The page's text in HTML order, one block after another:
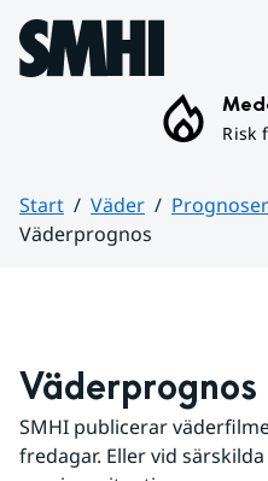
Hoppa till sidans innehåll
Risk
Start Väder
Väderprognos
Väderprognos
SMHI publicerar
fredagar. Eller vid